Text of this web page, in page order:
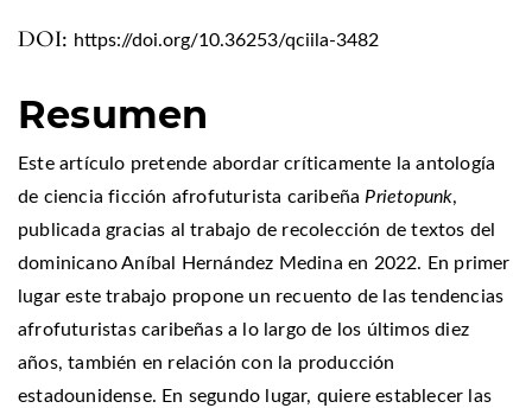
DOI: https://doi.org/10.36253/qciila-3482
Resumen
Este artículo pretende abordar críticamente la antología
de ciencia ficción afrofuturista caribeñaPrietopunk,
publicada gracias al trabajo de recolección de textos del
dominicano Aníbal Hernández Medina en 2022. En primer
lugar este trabajo propone un recuento de las tendencias
afrofuturistas caribeñas a lo largo de los últimos diez
años, también en relación con la producción
estadounidense. En segundo lugar, quiere establecer las